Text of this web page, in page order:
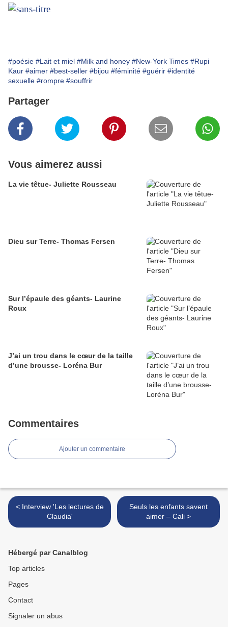
#poésie #Lait et miel #Milk and honey #New-York Times #Rupi
Kaur #aimer #best-seller #bijou #féminité #guérir #identité
sexuelle #rompre #souffrir
Partager
Vous aimerez aussi
La vie têtue- Juliette Rousseau
Dieu sur Terre- Thomas Fersen
Sur l’épaule des géants- Laurine
Roux
J’ai un trou dans le cœur de la taille
d’une brousse- Loréna Bur
Commentaires
Ajouter un commentaire
< Interview 'Les lectures de
Claudia'
Seuls les enfants savent
aimer – Cali >
Hébergé par Canalblog
Top articles
Pages
Contact
Signaler un abus